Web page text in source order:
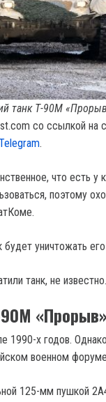
танк Т-90М
со ссылкой на
.
что есть у
поэтому
уничтожать
танк, не известно.
90М «Прорыв»
1990-х годов.
военном
125-мм пушкой